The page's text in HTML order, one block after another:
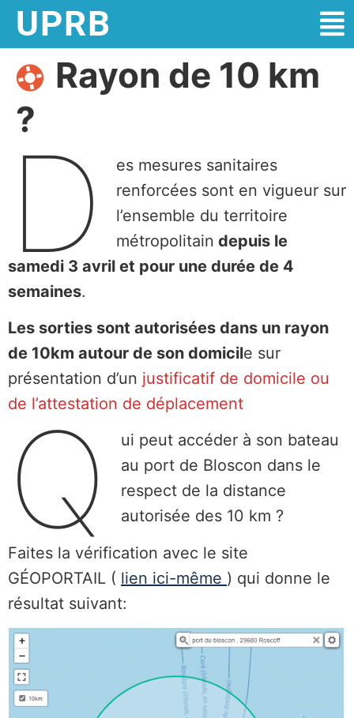
UPRB
Rayon de 10 km
?
D
es mesures sanitaires
renforcées sont en vigueur sur
l’ensemble du territoire
métropolitain depuis le
samedi 3 avril et pour une durée de 4
semaines.
Les sorties sont autorisées dans un rayon
de 10km autour de son domicile sur
présentation d’un justificatif de domicile ou
de l’attestation de déplacement
Q
ui peut accéder à son bateau
au port de Bloscon dans le
respect de la distance
autorisée des 10 km ?
Faites la vérification avec le site
GÉOPORTAIL ( lien ici-même ) qui donne le
résultat suivant: